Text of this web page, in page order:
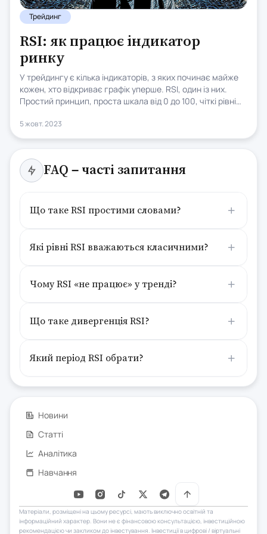
Трейдинг
RSI: як працює індикатор
ринку
У трейдингу є кілька індикаторів, з яких починає майже
кожен, хто відкриває графік уперше. RSI, один із них.
Простий принцип, проста шкала від 0 до 100, чіткі рівні
продаємо, ціна низько, купуємо. На перший погляд
інтуїтивно зрозуміло.
5 жовт. 2023
FAQ – часті запитання
Що таке RSI простими словами?
Які рівні RSI вважаються класичними?
Чому RSI «не працює» у тренді?
Що таке дивергенція RSI?
Який період RSI обрати?
Новини
Статті
Аналітика
Навчання
Матеріали, розміщені на цьому ресурсі, мають виключно освітній та
інформаційний характер. Вони не є фінансовою консультацією, інвестиційною
рекомендацією чи закликом до інвестування. Інвестиції в цифрові / віртуальні